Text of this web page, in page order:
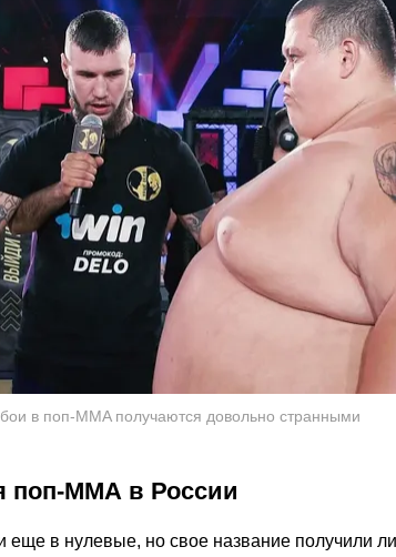
в поп-MMA получаются довольно странными
поп-ММА в России
еще в нулевые, но свое название получили